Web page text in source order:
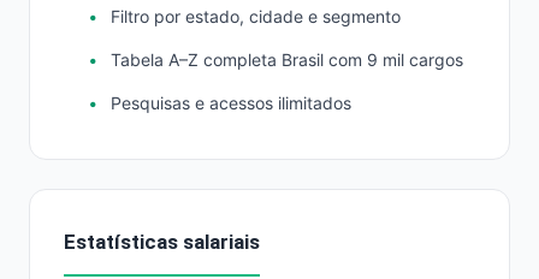
Filtro por estado, cidade e segmento
Tabela A–Z completa Brasil com 9 mil cargos
Pesquisas e acessos ilimitados
Estatísticas salariais